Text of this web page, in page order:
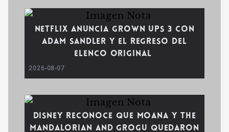
Netflix anuncia Grown Ups 3 con
Adam Sandler y el regreso del
elenco original
2026-08-07
Disney reconoce que Moana y The
Mandalorian and Grogu quedaron